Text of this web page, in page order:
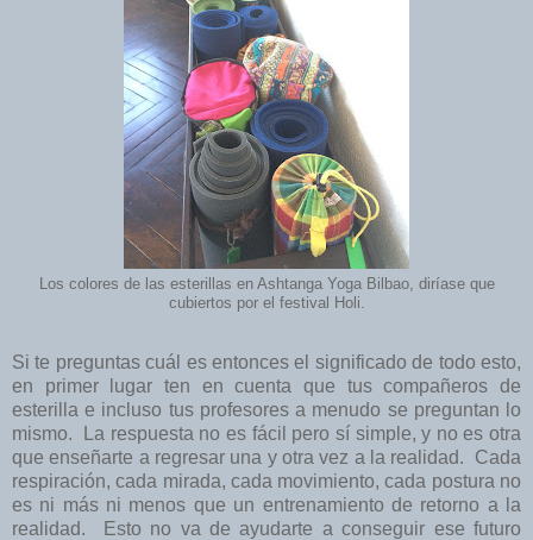
Los colores de las esterillas en Ashtanga Yoga Bilbao, diríase que
cubiertos por el festival Holi.
Si te preguntas cuál es entonces el significado de todo esto,
en primer lugar ten en cuenta que tus compañeros de
esterilla e incluso tus profesores a menudo se preguntan lo
mismo. La respuesta no es fácil pero sí simple, y no es otra
que enseñarte a regresar una y otra vez a la realidad. Cada
respiración, cada mirada, cada movimiento, cada postura no
es ni más ni menos que un entrenamiento de retorno a la
realidad. Esto no va de ayudarte a conseguir ese futuro